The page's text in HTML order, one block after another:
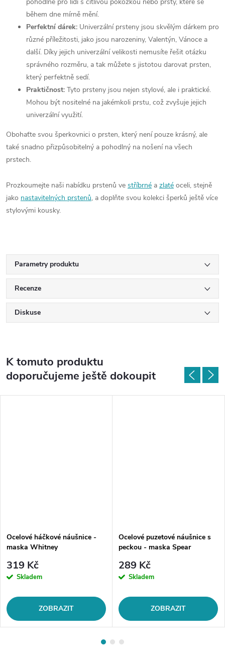
během dne mírně mění.
Perfektní dárek: Univerzální prsteny jsou skvělým dárkem pro
různé příležitosti, jako jsou narozeniny, Valentýn, Vánoce a
další. Díky jejich univerzální velikosti nemusíte řešit otázku
správného rozměru, a tak můžete s jistotou darovat prsten,
který perfektně sedí.
Praktičnost: Tyto prsteny jsou nejen stylové, ale i praktické.
Mohou být nositelné na jakémkoli prstu, což zvyšuje jejich
univerzální využití.
Obohaťte svou šperkovnici o prsten, který není pouze krásný, ale
také snadno přizpůsobitelný a pohodlný na nošení na všech
prstech.
Prozkoumejte naši nabídku prstenů ve stříbrné a zlaté oceli, stejně
jako nastavitelných prstenů, a doplňte svou kolekci šperků ještě více
stylovými kousky.
Parametry produktu
Recenze
Diskuse
K tomuto produktu
doporučujeme ještě dokoupit
Ocelové háčkové náušnice -
maska Whitney
319 Kč
Skladem
ZOBRAZIT
Ocelové puzetové náušnice s
peckou - maska Spear
289 Kč
Skladem
ZOBRAZIT